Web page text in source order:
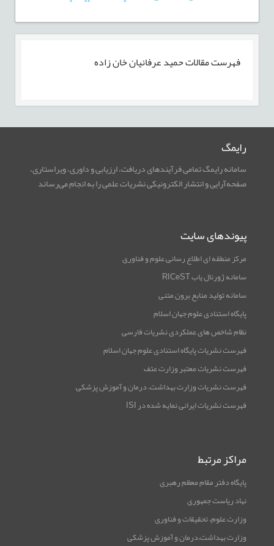
فهرست مقالاتحميد عرفانيان خان زاده
رایمگ
سامانه رایمگ تمامی فرآیندهای دریافت، ارزیابی و داوری، ویراستاری،
صفحه‌آرایی و انتشار الکترونیکی نشریات علمی را به انجام می‌رساند
پیوندهای سایت
مرکز منطقه ای اطلاع رسانی علوم و فناوری
سامانه ژورنال یاب RICeST
سامانه تولید منابع برون متنی
پایگاه استنادی علوم جهان اسلام
نظام شاخص های عملکردی نشریات فارسی
فهرست نشریات پایگاه استنادی علوم جهان اسلام
فهرست نشریات معتبر وزارت عتف
فهرست نشریات وزارت بهداشت، درمان و آموزش پزشکی
فهرست نشریات ایرانی نمایه شده در ISI
مراکز مرتبط
پایگاه دفتر مقام معظم رهبری
نهاد ریاست جمهوری
وزارت علوم، تحقیقات و فناوری
وزارت بهداشت،درمان و آموزش پزشکی